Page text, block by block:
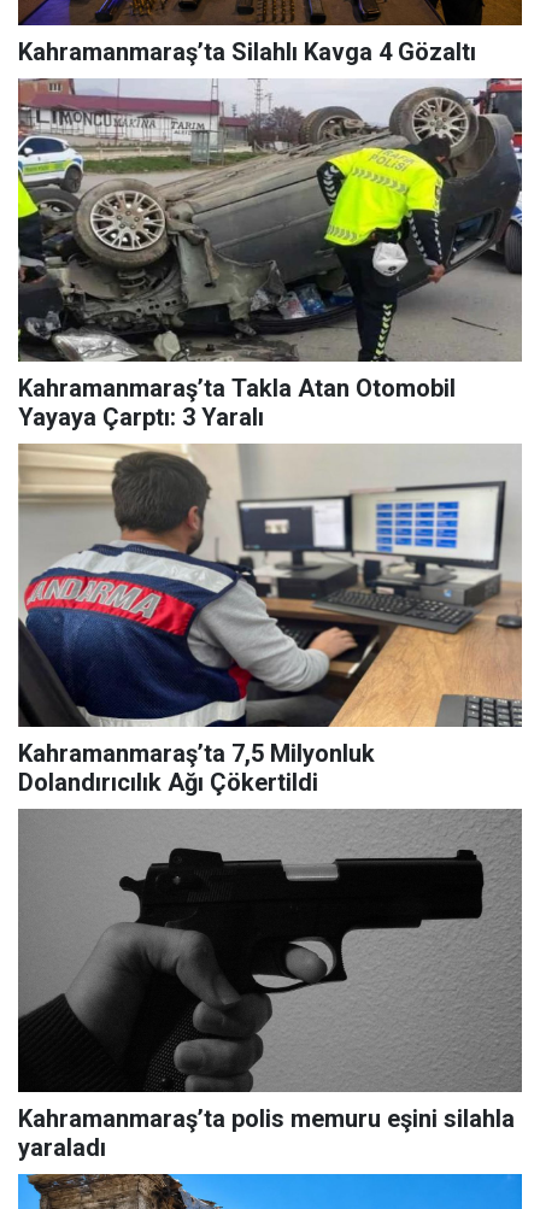
Kahramanmaraş’ta Silahlı Kavga 4 Gözaltı
Kahramanmaraş’ta Takla Atan Otomobil
Yayaya Çarptı: 3 Yaralı
Kahramanmaraş’ta 7,5 Milyonluk
Dolandırıcılık Ağı Çökertildi
Kahramanmaraş’ta polis memuru eşini silahla
yaraladı